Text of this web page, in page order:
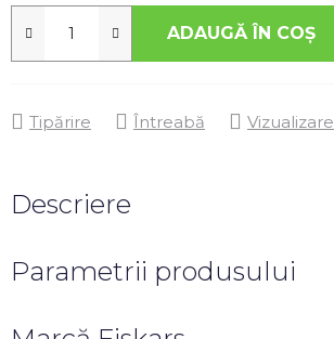
ADAUGĂ ÎN COŞ
Tipărire Întreabă Vizualizare
Descriere
Parametrii produsului